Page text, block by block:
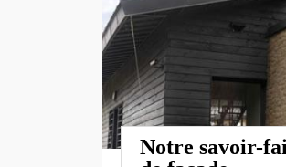
Notre savoir-